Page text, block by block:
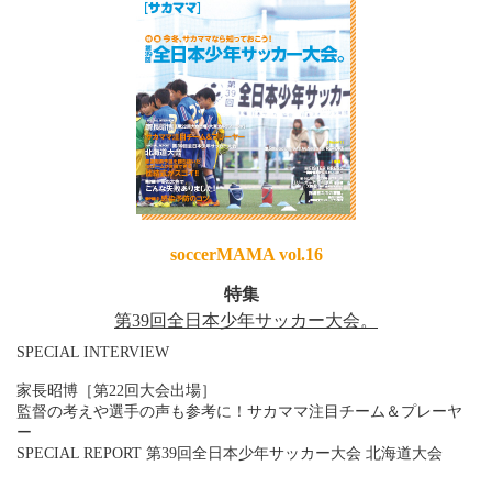
soccerMAMA vol.16
特集
第39回全日本少年サッカー大会。
SPECIAL INTERVIEW
家長昭博［第22回大会出場］
監督の考えや選手の声も参考に！サカママ注目チーム＆プレーヤ
ー
SPECIAL REPORT 第39回全日本少年サッカー大会 北海道大会